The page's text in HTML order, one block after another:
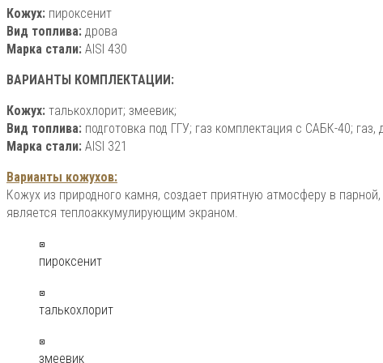
Кожух: пироксенит
Вид топлива: дрова
Марка стали: AISI 430
ВАРИАНТЫ КОМПЛЕКТАЦИИ:
Кожух: талькохлорит; змеевик;
Вид топлива: подготовка под ГГУ; газ комплектация с САБК-40;
Марка стали: AISI 321
Варианты кожухов:
Кожух из природного камня, создает приятную атмосферу в
является теплоаккумулирующим экраном.
пироксенит
талькохлорит
змеевик